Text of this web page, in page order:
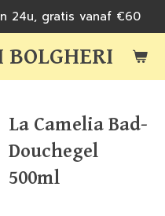
BOLGHERI
24u, gratis vanaf €60
La Camelia Bad-
Douchegel
500ml